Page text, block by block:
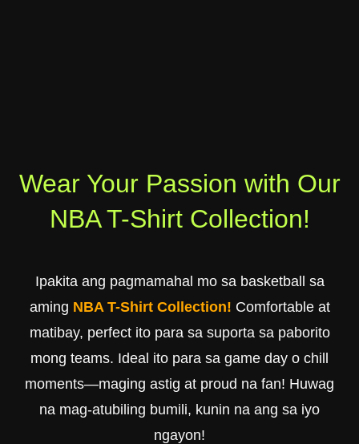
Wear Your Passion with Our
NBA T-Shirt Collection!
Ipakita ang pagmamahal mo sa basketball sa
aming NBA T-Shirt Collection! Comfortable at
matibay, perfect ito para sa suporta sa paborito
mong teams. Ideal ito para sa game day o chill
moments—maging astig at proud na fan! Huwag
na mag-atubiling bumili, kunin na ang sa iyo
ngayon!